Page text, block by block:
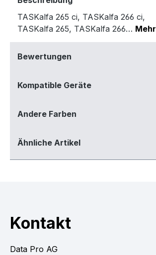
TASKalfa 265 ci, TASKalfa 266 ci,
TASKalfa 265, TASKalfa 266… Mehr
Bewertungen
Kompatible Geräte
Andere Farben
Ähnliche Artikel
Kontakt
Data Pro AG